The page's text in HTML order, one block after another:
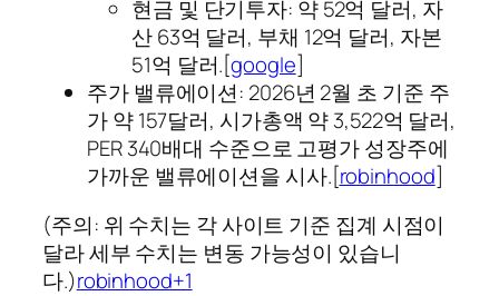
현금 및 단기투자: 약 52억 달러, 자
산 63억 달러, 부채 12억 달러, 자본
51억 달러.[google]​
주가 밸류에이션: 2026년 2월 초 기준 주
가 약 157달러, 시가총액 약 3,522억 달러,
PER 340배대 수준으로 고평가 성장주에
가까운 밸류에이션을 시사.[robinhood]​
(주의: 위 수치는 각 사이트 기준 집계 시점이
달라 세부 수치는 변동 가능성이 있습니
다.)robinhood+1